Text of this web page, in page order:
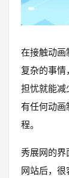
在接触动画
复杂的事
担忧就能减
有任何动画
程。
秀展网的界
网站后，